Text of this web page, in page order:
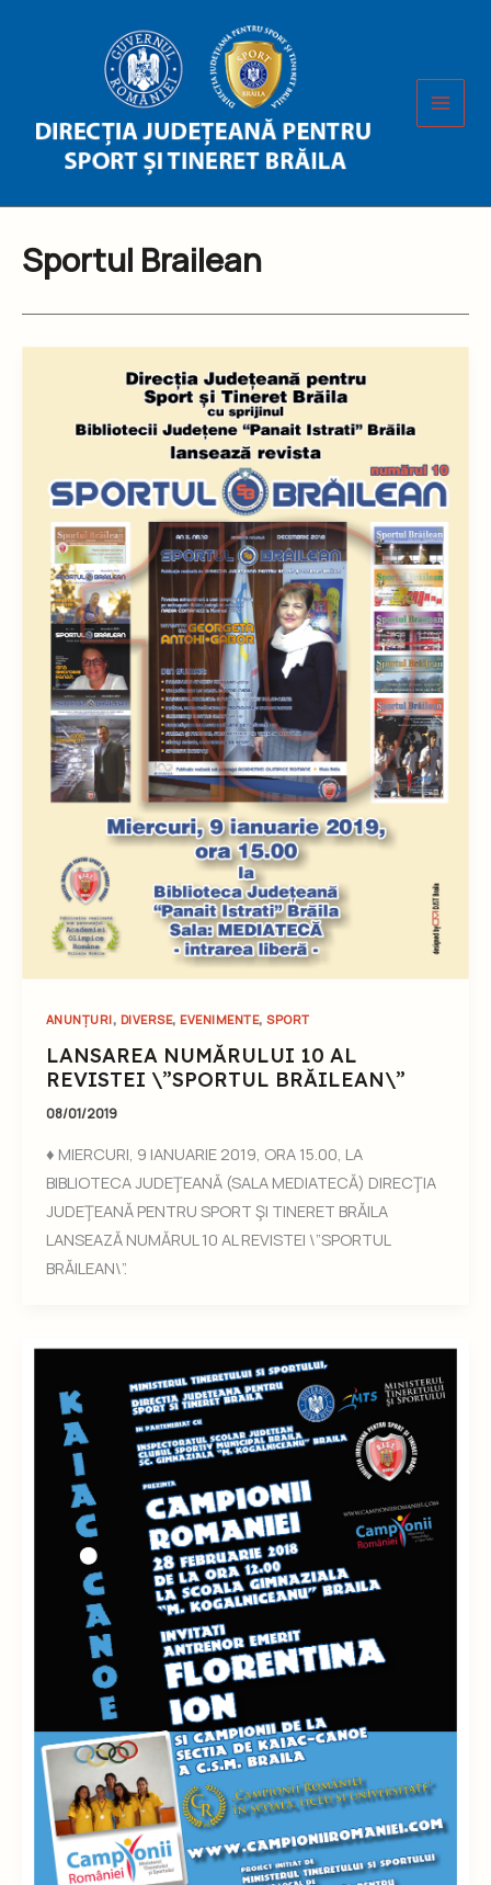
Sportul Brailean
ANUNȚURI, DIVERSE,EVENIMENTE,SPORT
LANSAREA NUMĂRULUI 10 AL
REVISTEI \”SPORTUL BRĂILEAN\”
08/01/2019
♦ MIERCURI, 9 IANUARIE 2019, ORA 15.00, LA
BIBLIOTECA JUDEŢEANĂ (SALA MEDIATECĂ) DIRECŢIA
JUDEŢEANĂ PENTRU SPORT ŞI TINERET BRĂILA
LANSEAZĂ NUMĂRUL 10 AL REVISTEI \”SPORTUL
BRĂILEAN\”.